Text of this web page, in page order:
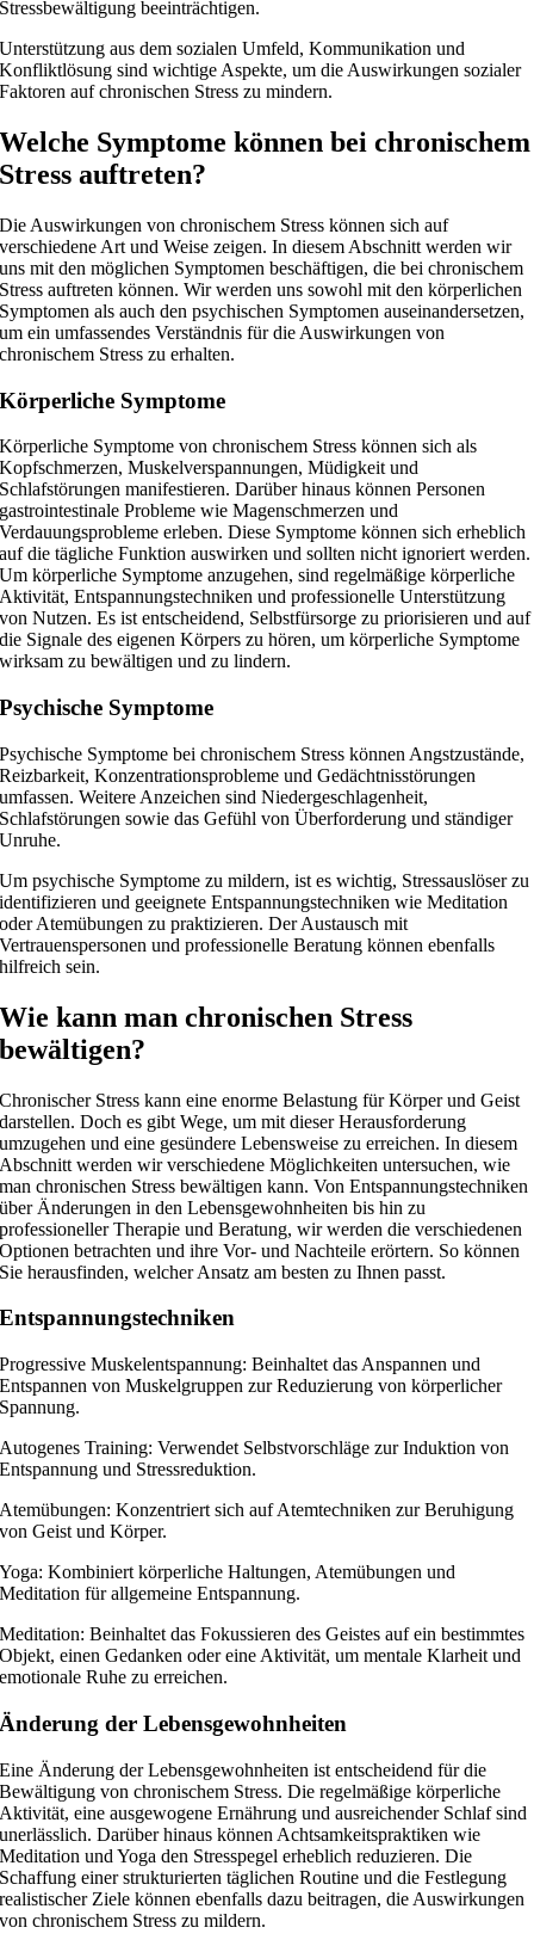
Stressbewältigung beeinträchtigen.
Unterstützung aus dem sozialen Umfeld, Kommunikation und
Konfliktlösung sind wichtige Aspekte, um die Auswirkungen sozialer
Faktoren auf chronischen Stress zu mindern.
Welche Symptome können bei chronischem
Stress auftreten?
Die Auswirkungen von chronischem Stress können sich auf
verschiedene Art und Weise zeigen. In diesem Abschnitt werden wir
uns mit den möglichen Symptomen beschäftigen, die bei chronischem
Stress auftreten können. Wir werden uns sowohl mit den körperlichen
Symptomen als auch den psychischen Symptomen auseinandersetzen,
um ein umfassendes Verständnis für die Auswirkungen von
chronischem Stress zu erhalten.
Körperliche Symptome
Körperliche Symptome von chronischem Stress können sich als
Kopfschmerzen, Muskelverspannungen, Müdigkeit und
Schlafstörungen manifestieren. Darüber hinaus können Personen
gastrointestinale Probleme wie Magenschmerzen und
Verdauungsprobleme erleben. Diese Symptome können sich erheblich
auf die tägliche Funktion auswirken und sollten nicht ignoriert werden.
Um körperliche Symptome anzugehen, sind regelmäßige körperliche
Aktivität, Entspannungstechniken und professionelle Unterstützung
von Nutzen. Es ist entscheidend, Selbstfürsorge zu priorisieren und auf
die Signale des eigenen Körpers zu hören, um körperliche Symptome
wirksam zu bewältigen und zu lindern.
Psychische Symptome
Psychische Symptome bei chronischem Stress können Angstzustände,
Reizbarkeit, Konzentrationsprobleme und Gedächtnisstörungen
umfassen. Weitere Anzeichen sind Niedergeschlagenheit,
Schlafstörungen sowie das Gefühl von Überforderung und ständiger
Unruhe.
Um psychische Symptome zu mildern, ist es wichtig, Stressauslöser zu
identifizieren und geeignete Entspannungstechniken wie Meditation
oder Atemübungen zu praktizieren. Der Austausch mit
Vertrauenspersonen und professionelle Beratung können ebenfalls
hilfreich sein.
Wie kann man chronischen Stress
bewältigen?
Chronischer Stress kann eine enorme Belastung für Körper und Geist
darstellen. Doch es gibt Wege, um mit dieser Herausforderung
umzugehen und eine gesündere Lebensweise zu erreichen. In diesem
Abschnitt werden wir verschiedene Möglichkeiten untersuchen, wie
man chronischen Stress bewältigen kann. Von Entspannungstechniken
über Änderungen in den Lebensgewohnheiten bis hin zu
professioneller Therapie und Beratung, wir werden die verschiedenen
Optionen betrachten und ihre Vor- und Nachteile erörtern. So können
Sie herausfinden, welcher Ansatz am besten zu Ihnen passt.
Entspannungstechniken
Progressive Muskelentspannung: Beinhaltet das Anspannen und
Entspannen von Muskelgruppen zur Reduzierung von körperlicher
Spannung.
Autogenes Training: Verwendet Selbstvorschläge zur Induktion von
Entspannung und Stressreduktion.
Atemübungen: Konzentriert sich auf Atemtechniken zur Beruhigung
von Geist und Körper.
Yoga: Kombiniert körperliche Haltungen, Atemübungen und
Meditation für allgemeine Entspannung.
Meditation: Beinhaltet das Fokussieren des Geistes auf ein bestimmtes
Objekt, einen Gedanken oder eine Aktivität, um mentale Klarheit und
emotionale Ruhe zu erreichen.
Änderung der Lebensgewohnheiten
Eine Änderung der Lebensgewohnheiten ist entscheidend für die
Bewältigung von chronischem Stress. Die regelmäßige körperliche
Aktivität, eine ausgewogene Ernährung und ausreichender Schlaf sind
unerlässlich. Darüber hinaus können Achtsamkeitspraktiken wie
Meditation und Yoga den Stresspegel erheblich reduzieren. Die
Schaffung einer strukturierten täglichen Routine und die Festlegung
realistischer Ziele können ebenfalls dazu beitragen, die Auswirkungen
von chronischem Stress zu mildern.